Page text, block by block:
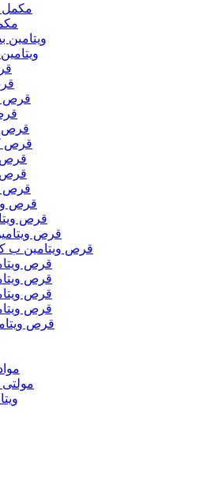
مکمل
ویتامین
قرص
قرص
قرص
قرص
قرص
قرص
قرص
قرص
قرص
قرص ویتامین ب
قرص
قرص
قرص
قرص
قرص
مولتی